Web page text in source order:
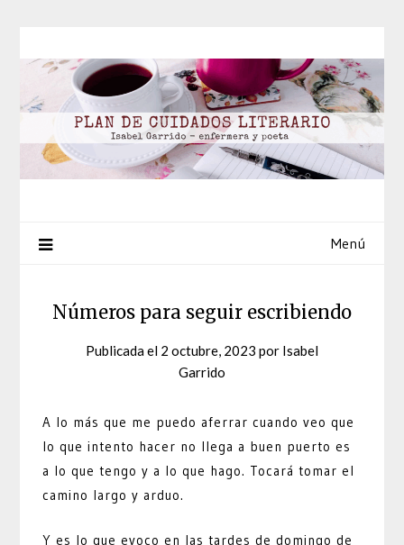
contenido
Menú
Números para seguir escribiendo
Publicada el 2 octubre, 2023 por Isabel
Garrido
A lo más que me puedo aferrar cuando veo que
lo que intento hacer no llega a buen puerto es
a lo que tengo y a lo que hago. Tocará tomar el
camino largo y arduo.
Y es lo que evoco en las tardes de domingo de